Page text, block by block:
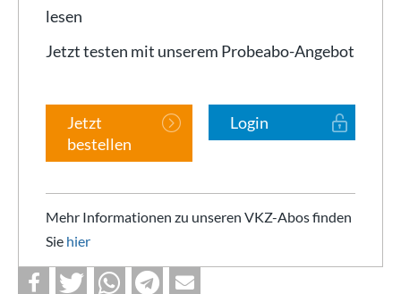
lesen
Jetzt testen mit unserem Probeabo-Angebot
Jetzt
bestellen
Login
Mehr Informationen zu unseren VKZ-Abos finden
Sie hier